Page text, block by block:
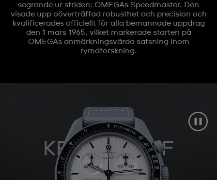
segrande ur striden: OMEGAs Speedmaster. Den
visade upp oöverträffad robusthet och precision och
kvalificerades officiellt för alla bemannade uppdrag
den 1 mars 1965, vilket markerade starten på
OMEGAs anmärkningsvärda satsning inom
rymdforskning.